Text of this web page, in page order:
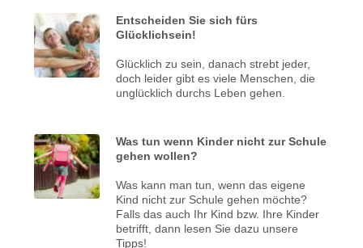
Entscheiden Sie sich fürs
Glücklichsein!
Glücklich zu sein, danach strebt jeder,
doch leider gibt es viele Menschen, die
unglücklich durchs Leben gehen.
Was tun wenn Kinder nicht zur Schule
gehen wollen?
Was kann man tun, wenn das eigene
Kind nicht zur Schule gehen möchte?
Falls das auch Ihr Kind bzw. Ihre Kinder
betrifft, dann lesen Sie dazu unsere
Tipps!